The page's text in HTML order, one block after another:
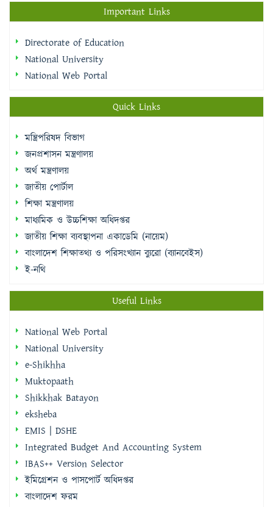
Important Links
Directorate of Education
National University
National Web Portal
Quick Links
মন্ত্রিপরিষদ বিভাগ
জনপ্রশাসন মন্ত্রণালয়
অর্থ মন্ত্রণালয়
জাতীয় পোর্টাল
শিক্ষা মন্ত্রণালয়
মাধ্যমিক ও উচ্চশিক্ষা অধিদপ্তর
জাতীয় শিক্ষা ব্যবস্থাপনা একাডেমি (নায়েম)
বাংলাদেশ শিক্ষাতথ্য ও পরিসংখ্যান ব্যুরো (ব্যানবেইস)
ই-নথি
Useful Links
National Web Portal
National University
e-Shikhha
Muktopaath
Shikkhak Batayon
eksheba
EMIS | DSHE
Integrated Budget And Accounting System
IBAS++ Version Selector
ইমিগ্রেশন ও পাসপোর্ট অধিদপ্তর
বাংলাদেশ ফরম